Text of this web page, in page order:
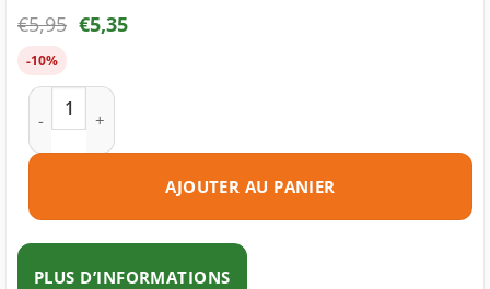
€5,95 €5,35
-10%
quantité de Cartouche d'encre compatible Brother LC221 BK
AJOUTER AU PANIER
PLUS D’INFORMATIONS